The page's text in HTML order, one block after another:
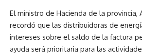
El ministro de Hacienda de la provincia,
recordó que las distribuidoras de
intereses sobre el saldo de la factura
ayuda será prioritaria para las